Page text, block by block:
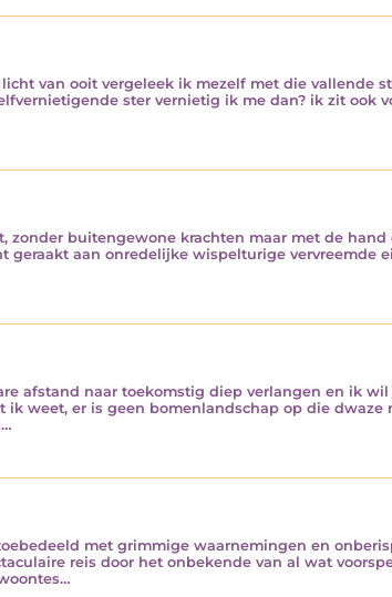
van ooit vergeleek ik mezelf met die vallende
ster vernietig ik me dan? ik zit ook
buitengewone krachten maar met de
aan onredelijke wispelturige vervreemde
afstand naar toekomstig diep verlangen en ik
weet, er is geen bomenlandschap op die dwaze
met grimmige waarnemingen en
reis door het onbekende van al wat